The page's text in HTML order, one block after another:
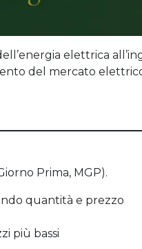
elettrica
del mercato
Prima, MGP).
quantità e prezzo
più bassi